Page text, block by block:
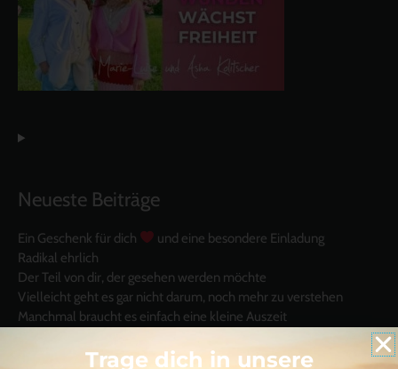
Neueste Beiträge
Ein Geschenk für dich
und eine besondere Einladung
Radikal ehrlich
Der Teil von dir, der gesehen werden möchte
Vielleicht geht es gar nicht darum, noch mehr zu verstehen
Manchmal braucht es einfach eine kleine Auszeit
Trage dich in unsere